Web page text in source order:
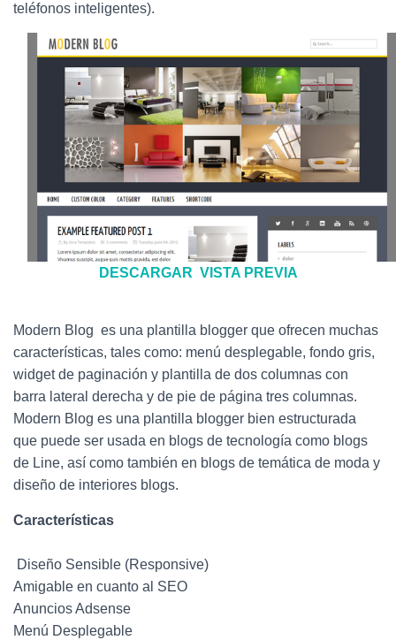
teléfonos inteligentes).
DESCARGAR VISTA PREVIA
Modern Blog es una plantilla blogger que ofrecen muchas
características, tales como: menú desplegable, fondo gris,
widget de paginación y plantilla de dos columnas con
barra lateral derecha y de pie de página tres columnas.
Modern Blog es una plantilla blogger bien estructurada
que puede ser usada en blogs de tecnología como blogs
de Line, así como también en blogs de temática de moda y
diseño de interiores blogs.
Características
Diseño Sensible (Responsive)
Amigable en cuanto al SEO
Anuncios Adsense
Menú Desplegable